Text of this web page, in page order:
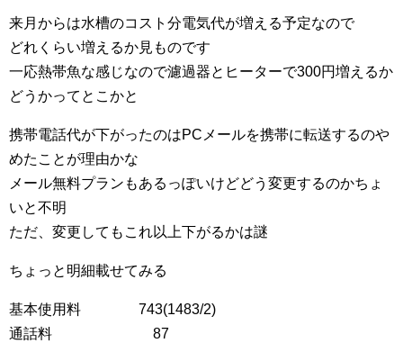
来月からは水槽のコスト分電気代が増える予定なので
どれくらい増えるか見ものです
一応熱帯魚な感じなので濾過器とヒーターで300円増えるか
どうかってとこかと
携帯電話代が下がったのはPCメールを携帯に転送するのや
めたことが理由かな
メール無料プランもあるっぽいけどどう変更するのかちょ
いと不明
ただ、変更してもこれ以上下がるかは謎
ちょっと明細載せてみる
基本使用料 743(1483/2)
通話料 87